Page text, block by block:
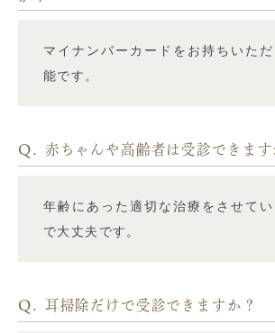
マイナンバーカードをお持ちいた
能です。
Q. 赤ちゃんや高齢者は受診できます
年齢にあった適切な治療をさせて
で大丈夫です。
Q. 耳掃除だけで受診できますか？